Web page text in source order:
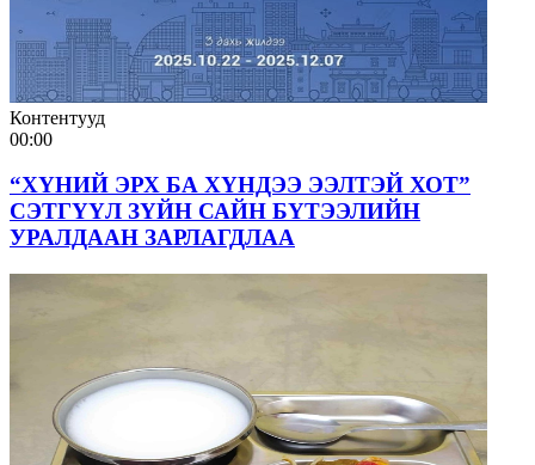
Контентууд
00:00
“ХҮНИЙ ЭРХ БА ХҮНДЭЭ ЭЭЛТЭЙ ХОТ”
СЭТГҮҮЛ ЗҮЙН САЙН БҮТЭЭЛИЙН
УРАЛДААН ЗАРЛАГДЛАА